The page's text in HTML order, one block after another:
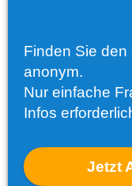
Finden Sie
anonym.
Nur einfache
Infos
Jetzt